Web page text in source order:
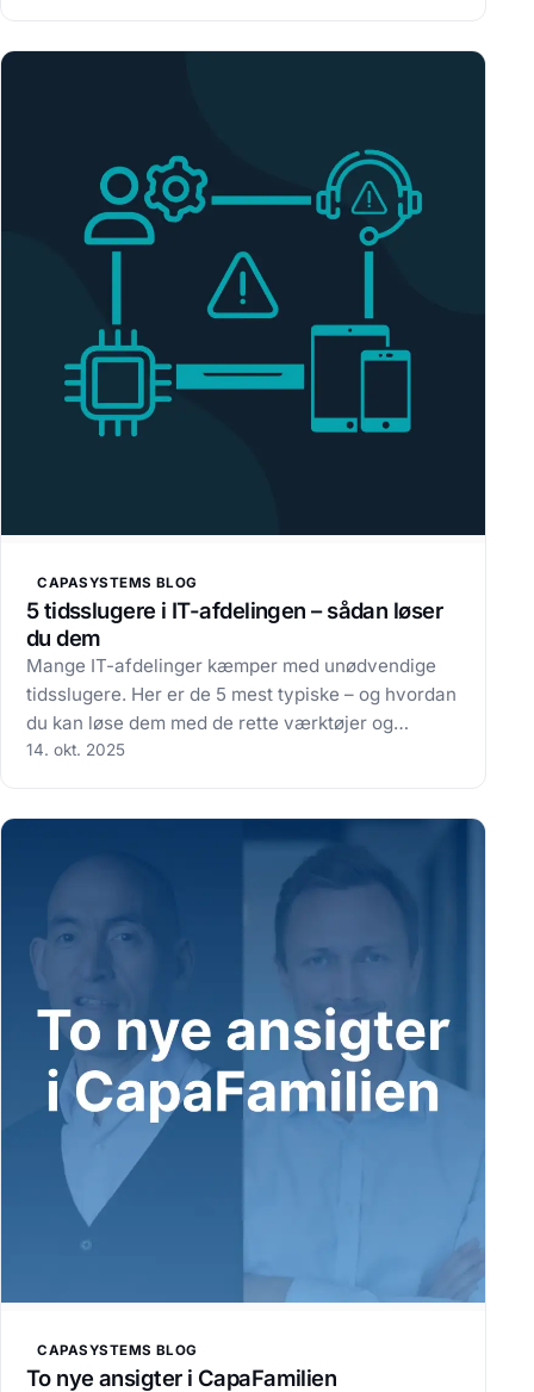
CAPASYSTEMS BLOG
5 tidsslugere i IT-afdelingen – sådan løser
du dem
Mange IT-afdelinger kæmper med unødvendige
tidsslugere. Her er de 5 mest typiske – og hvordan
du kan løse dem med de rette værktøjer og
processer Mange IT-afdelinger oplever, at
14. okt. 2025
CAPASYSTEMS BLOG
To nye ansigter i CapaFamilien